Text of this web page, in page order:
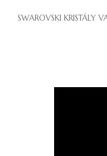
SWAROVSKI KRISTÁLY